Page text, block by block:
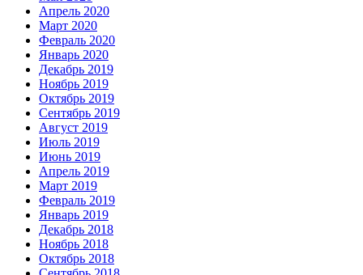
Апрель 2020
Март 2020
Февраль 2020
Январь 2020
Декабрь 2019
Ноябрь 2019
Октябрь 2019
Сентябрь 2019
Август 2019
Июль 2019
Июнь 2019
Апрель 2019
Март 2019
Февраль 2019
Январь 2019
Декабрь 2018
Ноябрь 2018
Октябрь 2018